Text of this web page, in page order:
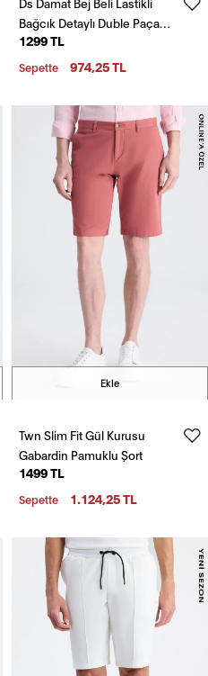
Bağcık Detaylı Duble Paça
Viskonlu Jogger Şort
1299 TL
Sepette 974,25 TL
Ekle
Twn Slim Fit Gül Kurusu
Gabardin Pamuklu Şort
1499 TL
Sepette 1.124,25 TL